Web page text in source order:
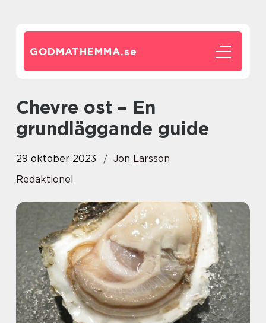
GODMATHEMMA.se
Chevre ost – En
grundläggande guide
29 oktober 2023
Jon Larsson
Redaktionel